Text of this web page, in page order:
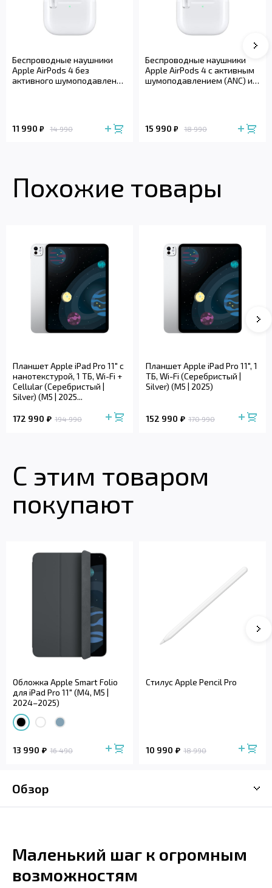
Беспроводные наушники
Apple AirPods 4 без
активного шумоподавления
11 990 ₽ 14 990
Беспроводные наушники
Apple AirPods 4 с активным
шумоподавлением (ANC) и
15 990 ₽ 18 990
Похожие товары
Планшет Apple iPad Pro 11" с
нанотекстурой, 1 ТБ, Wi-Fi +
Cellular (Серебристый |
Silver) (M5 | 2025...
172 990 194 990
Планшет Apple iPad Pro 11", 1
ТБ, Wi-Fi (Серебристый |
Silver) (M5 | 2025)
152 990 170 990
С этим товаром
покупают
Обложка Apple Smart Folio
для iPad Pro 11" (M4, M5 |
2024–2025)
13 990 16 490
Стилус Apple Pencil Pro
10 990 18 990
Обзор
Маленький шаг к огромным
возможностям